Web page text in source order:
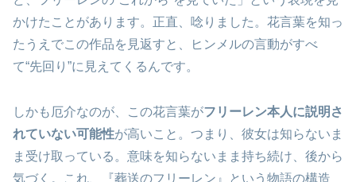
かけたことがあります。正直、唸りました。花言葉を知っ
たうえでこの作品を見返すと、ヒンメルの言動がすべ
て“先回り”に見えてくるんです。
しかも厄介なのが、この花言葉がフリーレン本人に説明さ
れていない可能性が高いこと。つまり、彼女は知らないま
ま受け取っている。意味を知らないまま持ち続け、後から
気づく。これ、『葬送のフリーレン』という物語の構造